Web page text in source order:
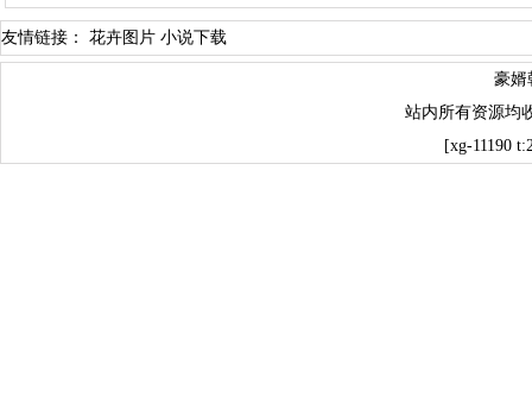
友情链接： 花卉图片 小说下载
豪婿
站内所有资源均
[xg-11190